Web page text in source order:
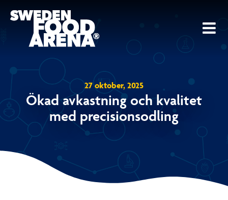
27 oktober, 2025
Ökad avkastning och kvalitet
med precisionsodling